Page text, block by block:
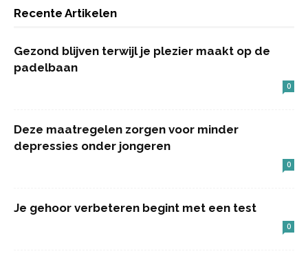
Recente Artikelen
Gezond blijven terwijl je plezier maakt op de
padelbaan
0
Deze maatregelen zorgen voor minder
depressies onder jongeren
0
Je gehoor verbeteren begint met een test
0